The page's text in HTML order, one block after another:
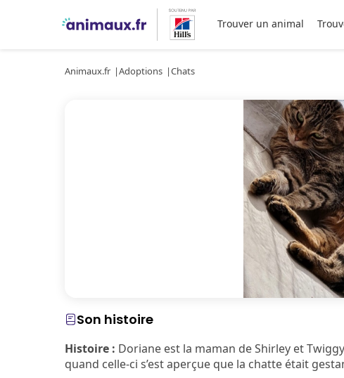
Trouver un animal
Animaux.fr Adoptions Chats
Son histoire
Histoire : Doriane est la maman de Shirley et
quand celle-ci s’est aperçue que la chatte était